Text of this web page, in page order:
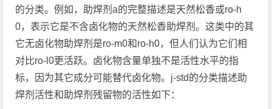
的分类。例如，助焊剂a的完整描述是天然松香或ro-h
0，表示它是不含卤化物的天然松香助焊剂。这类中的其
它无卤化物助焊剂是ro-m0和ro-h0，但人们认为它们相
对比ro-l0更活跃。卤化物含量单独不是活性水平的指
标，因为其它成分可能替代卤化物。j-std的分类描述助
焊剂活性和助焊剂残留物的活性如下：